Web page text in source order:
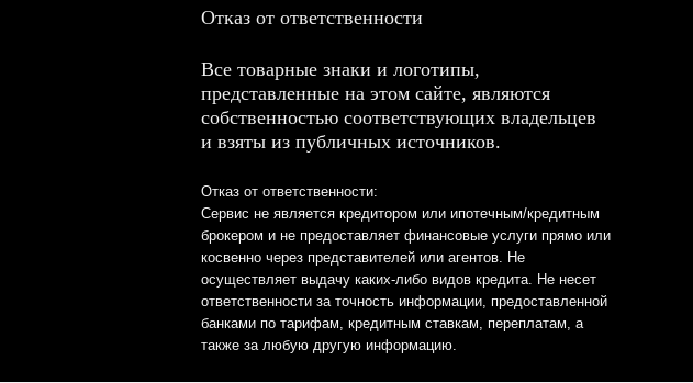
Отказ от ответственности
Все товарные знаки и логотипы,
представленные на этом сайте, являются
собственностью соответствующих владельцев
и взяты из публичных источников.
Отказ от ответственности:
Сервис не является кредитором или ипотечным/кредитным
брокером и не предоставляет финансовые услуги прямо или
косвенно через представителей или агентов. Не
осуществляет выдачу каких-либо видов кредита. Не несет
ответственности за точность информации, предоставленной
банками по тарифам, кредитным ставкам, переплатам, а
также за любую другую информацию.